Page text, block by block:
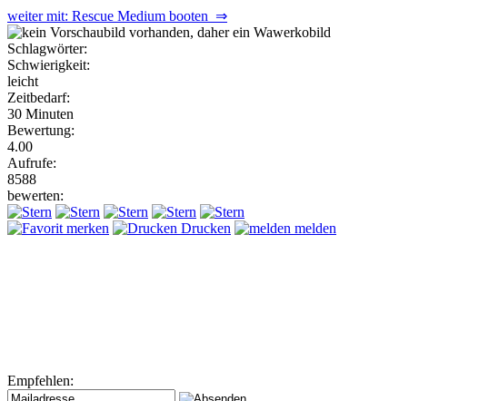
weiter mit: Rescue Medium booten ⇒
Schlagwörter:
Schwierigkeit:
leicht
Zeitbedarf:
30 Minuten
Bewertung:
4.00
Aufrufe:
8588
bewerten:
merken Drucken melden
Empfehlen: